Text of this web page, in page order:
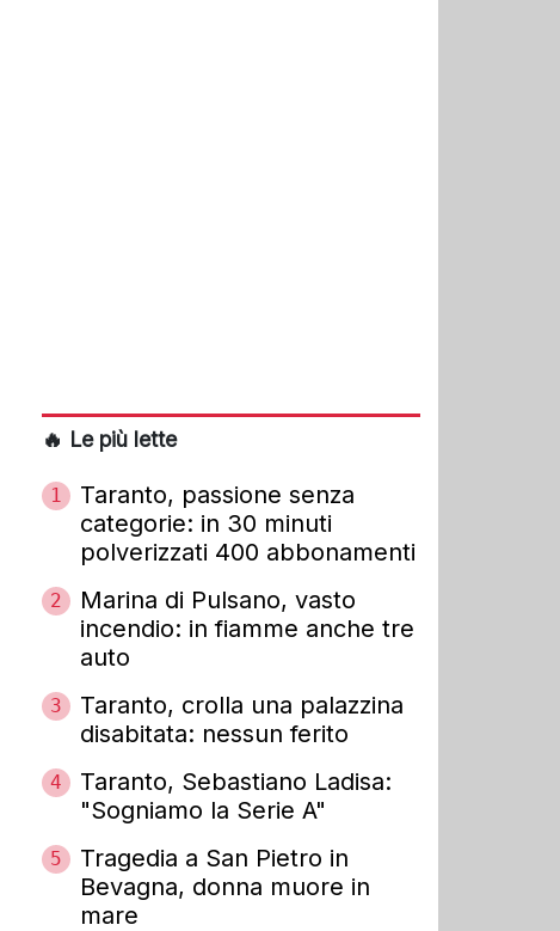
🔥 Le più lette
1
Taranto, passione senza
categorie: in 30 minuti
polverizzati 400 abbonamenti
2
Marina di Pulsano, vasto
incendio: in fiamme anche tre
auto
3
Taranto, crolla una palazzina
disabitata: nessun ferito
4
Taranto, Sebastiano Ladisa:
"Sogniamo la Serie A"
5
Tragedia a San Pietro in
Bevagna, donna muore in
mare